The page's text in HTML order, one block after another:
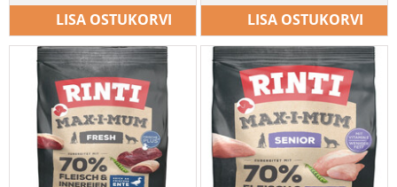
LISA OSTUKORVI LISA OSTUKORVI